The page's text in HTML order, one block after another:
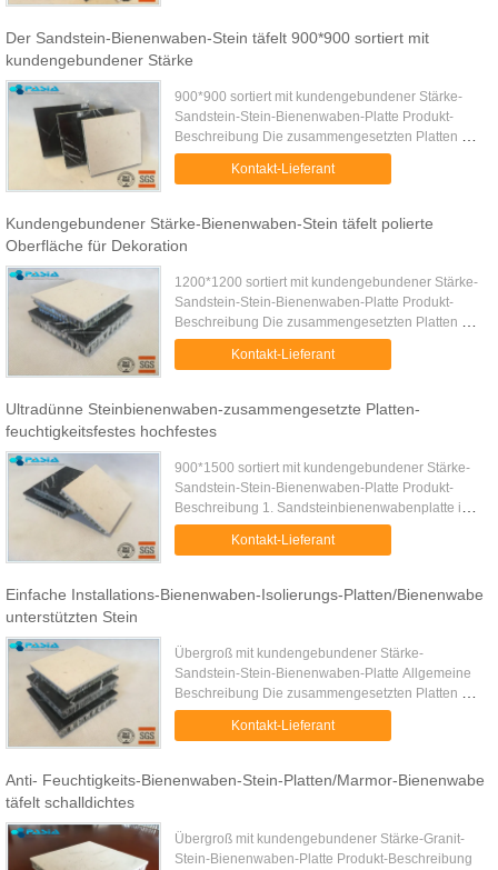
Der Sandstein-Bienenwaben-Stein täfelt 900*900 sortiert mit
kundengebundener Stärke
900*900 sortiert mit kundengebundener Stärke-
Sandstein-Stein-Bienenwaben-Platte Produkt-
Beschreibung Die zusammengesetzten Platten der
ultradünnen Steinbienenwabe werden wegen der
begrenzten Natursteinbetriebs...
Kontakt-Lieferant
Kundengebundener Stärke-Bienenwaben-Stein täfelt polierte
Oberfläche für Dekoration
1200*1200 sortiert mit kundengebundener Stärke-
Sandstein-Stein-Bienenwaben-Platte Produkt-
Beschreibung Die zusammengesetzten Platten der
ultradünnen Steinbienenwabe werden wegen der
begrenzten Natursteinbetrieb...
Kontakt-Lieferant
Ultradünne Steinbienenwaben-zusammengesetzte Platten-
feuchtigkeitsfestes hochfestes
900*1500 sortiert mit kundengebundener Stärke-
Sandstein-Stein-Bienenwaben-Platte Produkt-
Beschreibung 1. Sandsteinbienenwabenplatte ist
eine Rückplatte der Bienenwabe mit einer origined
Sandsteinscheibe. Als ...
Kontakt-Lieferant
Einfache Installations-Bienenwaben-Isolierungs-Platten/Bienenwabe
unterstützten Stein
Übergroß mit kundengebundener Stärke-
Sandstein-Stein-Bienenwaben-Platte Allgemeine
Beschreibung Die zusammengesetzten Platten der
ultradünnen Sandsteinbienenwabe werden wegen
der begrenzten Natursteinbetriebsmi...
Kontakt-Lieferant
Anti- Feuchtigkeits-Bienenwaben-Stein-Platten/Marmor-Bienenwabe
täfelt schalldichtes
Übergroß mit kundengebundener Stärke-Granit-
Stein-Bienenwaben-Platte Produkt-Beschreibung